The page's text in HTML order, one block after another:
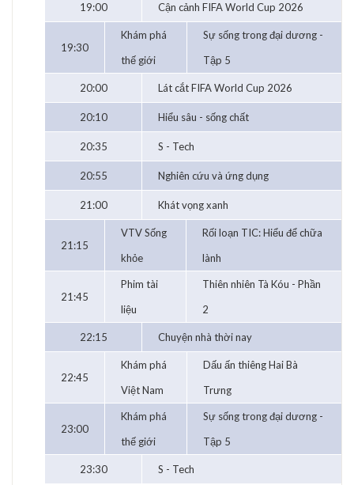
19:00 Cận cảnh FIFA World Cup 2026
19:30
Khám phá
thế giới
Sự sống trong đại dương -
Tập 5
20:00 Lát cắt FIFA World Cup 2026
20:10 Hiểu sâu - sống chất
20:35 S - Tech
20:55 Nghiên cứu và ứng dụng
21:00 Khát vọng xanh
21:15
VTV Sống
khỏe
Rối loạn TIC: Hiểu để chữa
lành
21:45
Phim tài
liệu
Thiên nhiên Tà Kóu - Phần
2
22:15 Chuyện nhà thời nay
22:45
Khám phá
Việt Nam
Dấu ấn thiêng Hai Bà
Trưng
23:00
Khám phá
thế giới
Sự sống trong đại dương -
Tập 5
23:30 S - Tech